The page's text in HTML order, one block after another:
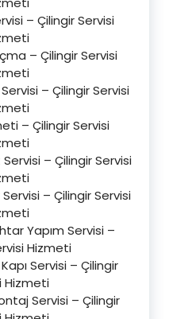
– Çilingir Servisi
– Çilingir Servisi
– Çilingir Servisi
– Çilingir Servisi
– Çilingir Servisi
– Çilingir Servisi
Yapım Servisi –
Hizmeti
Servisi – Çilingir
Hizmeti
Servisi – Çilingir